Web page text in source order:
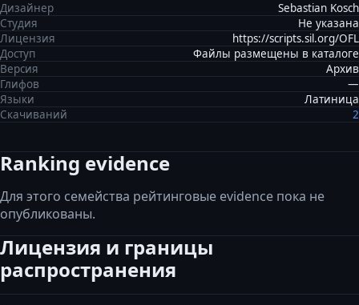
Дизайнер
Sebastian Kosch
Студия
Не указана
Лицензия
https://scripts.sil.org/OFL
Доступ
Файлы размещены в каталоге
Версия
Архив
Глифов
—
Языки
Латиница
Скачиваний
2
Ranking evidence
Для этого семейства рейтинговые evidence пока не
опубликованы.
Лицензия и границы
распространения